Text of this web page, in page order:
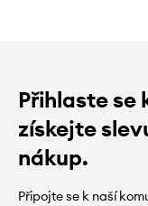
Přihlaste se
získejte
nákup.
Připojte se k naší